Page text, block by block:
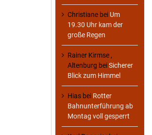
Christiane bei Um
19.30 Uhr kam der
große Regen
Rainer Kirmse ,
Altenburg beiSicherer
Blick zum Himmel
Hias bei Rotter
Bahnunterführung ab
Montag voll gesperrt